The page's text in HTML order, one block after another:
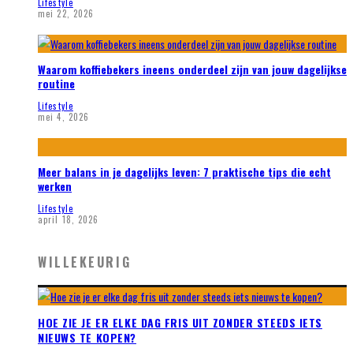
Lifestyle
mei 22, 2026
Waarom koffiebekers ineens onderdeel zijn van jouw dagelijkse
routine
Lifestyle
mei 4, 2026
Meer balans in je dagelijks leven: 7 praktische tips die echt
werken
Lifestyle
april 18, 2026
WILLEKEURIG
HOE ZIE JE ER ELKE DAG FRIS UIT ZONDER STEEDS IETS
NIEUWS TE KOPEN?